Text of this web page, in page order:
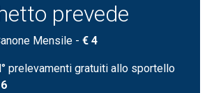
prevede
Mensile - € 4
prelevamenti gratuiti allo sportello
6